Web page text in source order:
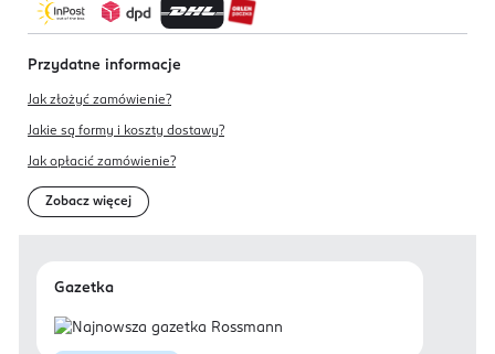
Przydatne informacje
Jak złożyć zamówienie?
Jakie są formy i koszty dostawy?
Jak opłacić zamówienie?
Zobacz więcej
Gazetka